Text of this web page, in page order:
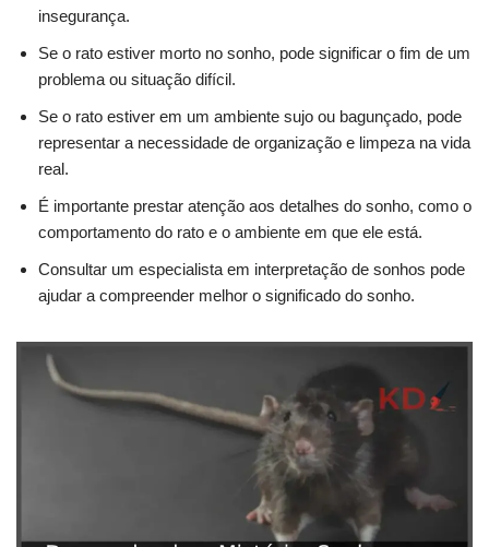
insegurança.
Se o rato estiver morto no sonho, pode significar o fim de um
problema ou situação difícil.
Se o rato estiver em um ambiente sujo ou bagunçado, pode
representar a necessidade de organização e limpeza na vida
real.
É importante prestar atenção aos detalhes do sonho, como o
comportamento do rato e o ambiente em que ele está.
Consultar um especialista em interpretação de sonhos pode
ajudar a compreender melhor o significado do sonho.